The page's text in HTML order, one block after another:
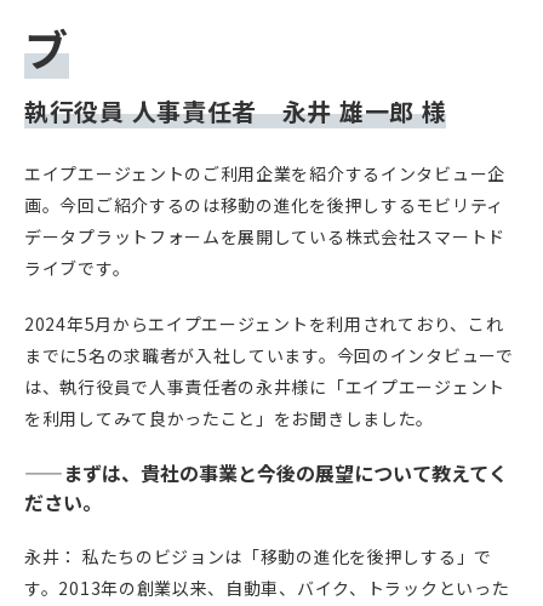
ブ
執行役員 人事責任者 永井 雄一郎 様
エイプエージェントのご利用企業を紹介するインタビュー企
画。今回ご紹介するのは移動の進化を後押しするモビリティ
データプラットフォームを展開している株式会社スマートド
ライブです。
2024年5月からエイプエージェントを利用されており、これ
までに5名の求職者が入社しています。今回のインタビューで
は、執行役員で人事責任者の永井様に「エイプエージェント
を利用してみて良かったこと」をお聞きしました。
——まずは、貴社の事業と今後の展望について教えてく
ださい。
永井： 私たちのビジョンは「移動の進化を後押しする」で
す。2013年の創業以来、自動車、バイク、トラックといった